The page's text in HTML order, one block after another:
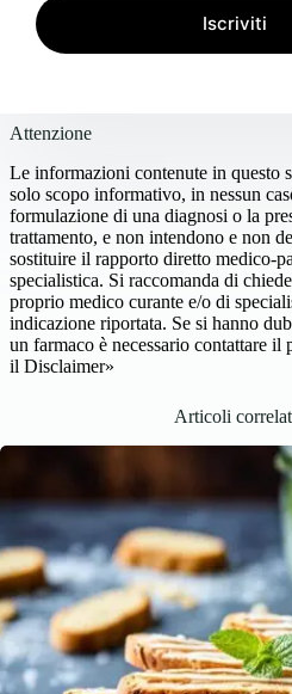
Iscriviti
Attenzione
Le informazioni contenute in questo
solo scopo informativo, in nessun
formulazione di una diagnosi o la
trattamento, e non intendono e non
sostituire il rapporto diretto medico-
specialistica. Si raccomanda di
proprio medico curante e/o di
indicazione riportata. Se si hanno
un farmaco è necessario contattare il
il Disclaimer»
Articoli